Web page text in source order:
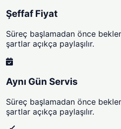
Şeffaf Fiyat
Süreç başlamadan önce
şartlar açıkça paylaşılır.
Aynı Gün Servis
Süreç başlamadan önce
şartlar açıkça paylaşılır.